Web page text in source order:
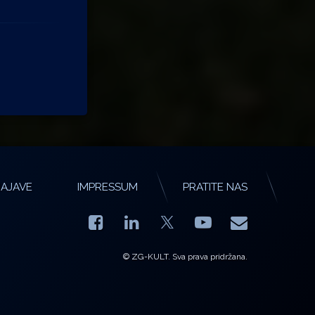
IMPRESSUM PRATITE NAS
Facebook
LinkedIn YouTube
E-mail
© ZG-KULT. Sva prava pridržana.